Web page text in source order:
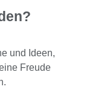
und Ideen,
Freude